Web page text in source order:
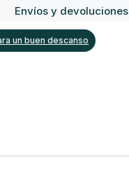
Envíos y devoluciones
un buen descanso